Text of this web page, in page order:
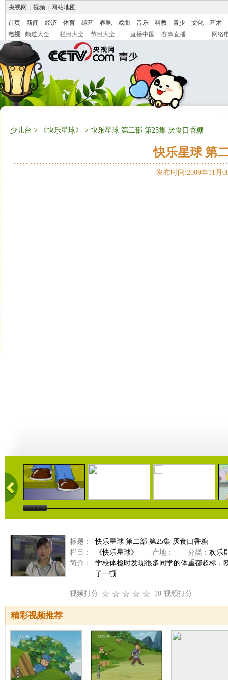
央视网 视频 网站地图
首页 新闻 经济 体育 综艺 春晚 戏曲 音乐 科教 青少 文化
艺术
电视
频道大全 栏目大全 节目大全 直播中国 赛事直播 网络
少儿台 > 《快乐星球》 > 快乐星球 第二部 第25集 厌食口香糖
快乐星球 第
发布时间:2009年11月
47:54 00:00 00:00
标题：
快乐星球 第二部 第25集 厌食口香糖
栏目：
《快乐星球》 产地： 分类： 欢乐
简介：
学校体检时发现很多同学的体重都超标，
了一顿...
视频打分 10 视频打分
精彩视频推荐